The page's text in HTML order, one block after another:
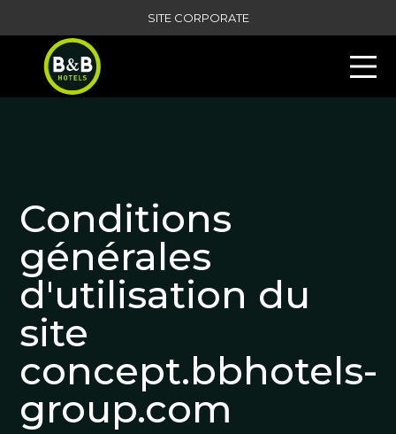
SITE CORPORATE
Conditions
générales
d'utilisation du
site
concept.bbhotels-
group.com